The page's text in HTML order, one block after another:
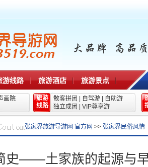
游线路 旅游酒店 旅游景点
画院
旅游
线路
散客拼团 自驾游
自助游
独立成团
VIP尊享游
张家界旅游导游网 官方网 >> 张家界民俗风情
史——土家族的起源与